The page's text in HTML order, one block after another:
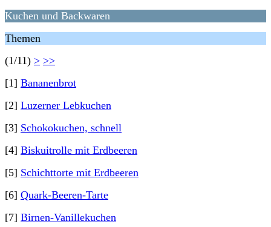
Kuchen und Backwaren
Themen
(1/11) > >>
[1] Bananenbrot
[2] Luzerner Lebkuchen
[3] Schokokuchen, schnell
[4] Biskuitrolle mit Erdbeeren
[5] Schichttorte mit Erdbeeren
[6] Quark-Beeren-Tarte
[7] Birnen-Vanillekuchen